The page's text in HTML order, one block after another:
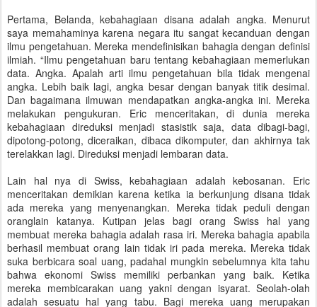
Pertama, Belanda, kebahagiaan disana adalah angka. Menurut
saya memahaminya karena negara itu sangat kecanduan dengan
ilmu pengetahuan. Mereka mendefinisikan bahagia dengan definisi
ilmiah. “Ilmu pengetahuan baru tentang kebahagiaan memerlukan
data. Angka. Apalah arti ilmu pengetahuan bila tidak mengenai
angka. Lebih baik lagi, angka besar dengan banyak titik desimal.
Dan bagaimana ilmuwan mendapatkan angka-angka ini. Mereka
melakukan pengukuran. Eric menceritakan, di dunia mereka
kebahagiaan direduksi menjadi stasistik saja, data dibagi-bagi,
dipotong-potong, diceraikan, dibaca dikomputer, dan akhirnya tak
terelakkan lagi. Direduksi menjadi lembaran data.
Lain hal nya di Swiss, kebahagiaan adalah kebosanan. Eric
menceritakan demikian karena ketika ia berkunjung disana tidak
ada mereka yang menyenangkan. Mereka tidak peduli dengan
oranglain katanya. Kutipan jelas bagi orang Swiss hal yang
membuat mereka bahagia adalah rasa iri. Mereka bahagia apabila
berhasil membuat orang lain tidak iri pada mereka. Mereka tidak
suka berbicara soal uang, padahal mungkin sebelumnya kita tahu
bahwa ekonomi Swiss memiliki perbankan yang baik. Ketika
mereka membicarakan uang yakni dengan isyarat. Seolah-olah
adalah sesuatu hal yang tabu. Bagi mereka uang merupakan